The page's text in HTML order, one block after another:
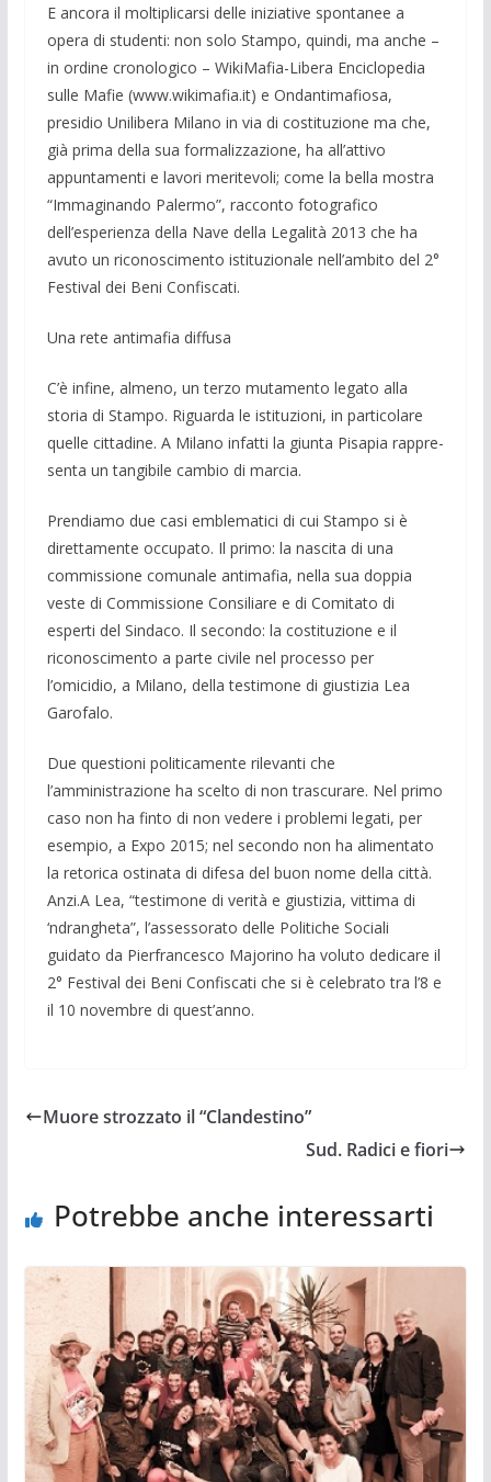
E ancora il moltiplicarsi delle iniziative spontanee a
opera di studenti: non solo Stampo, quindi, ma anche –
in ordine cro­nologico – WikiMafia-Libera Enciclope­dia
sulle Mafie (www.wikimafia.it) e On­dantimafiosa,
presidio Unilibera Milano in via di costituzione ma che,
già prima della sua formalizzazione, ha all’attivo
appuntamenti e lavori meritevoli; come la bella mostra
“Immaginando Palermo”, racconto fotografico
dell’esperienza della Nave della Legalità 2013 che ha
avuto un riconoscimento istituzionale nell’ambito del 2°
Festival dei Beni Confiscati.
Una rete antimafia diffusa
C’è infine, almeno, un terzo mutamento legato alla
storia di Stampo. Riguarda le istituzioni, in particolare
quelle cittadine. A Milano infatti la giunta Pisapia rappre­
senta un tangibile cambio di marcia.
Pren­diamo due casi emblematici di cui Stampo si è
direttamente occupato. Il pri­mo: la na­scita di una
commissione comu­nale anti­mafia, nella sua doppia
veste di Commis­sione Consiliare e di Comitato di
esperti del Sindaco. Il secondo: la costitu­zione e il
riconoscimento a parte civile nel pro­cesso per
l’omicidio, a Milano, della testimone di giustizia Lea
Garofalo.
Due questioni politicamente rilevanti che
l’amministrazione ha scelto di non trascurare. Nel primo
caso non ha finto di non vedere i problemi legati, per
esem­pio, a Expo 2015; nel secondo non ha ali­mentato
la retorica ostinata di difesa del buon nome della città.
Anzi.A Lea, “testimone di verità e giustizia, vittima di
‘ndrangheta”, l’assessorato del­le Politiche Sociali
guidato da Pierfrance­sco Majorino ha voluto dedicare il
2° Fe­stival dei Beni Confiscati che si è celebra­to tra l’8 e
il 10 novembre di quest’anno.
Muore strozzato il “Clandestino”
Sud. Radici e fiori
Potrebbe anche interessarti